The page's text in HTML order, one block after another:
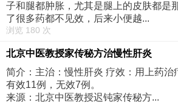
子和腿都肿胀，尤其是腿上的皮肤都是
了很多药都不见效，后来小便越...
浏览 180 次
北京中医教授家传秘方治慢性肝炎
简介：主治：慢性肝炎 疗效：用上药治
有效11例，无效7例。
来源：北京中医教授迟钝家传秘方...